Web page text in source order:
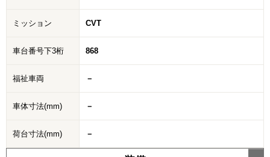
ミッション CVT
車台番号下3桁 868
福祉車両 －
車体寸法(mm) －
荷台寸法(mm) －